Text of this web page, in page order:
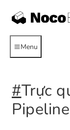
Menu
#Trực